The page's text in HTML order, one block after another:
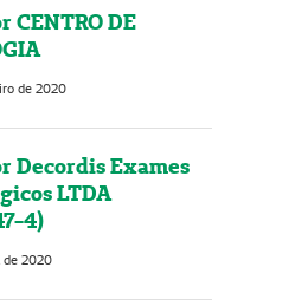
CENTRO DE
de 2020
Decordis Exames
LTDA
4)
de 2020